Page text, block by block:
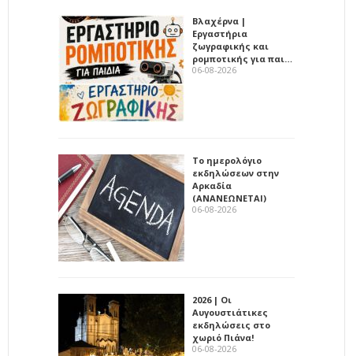
Βλαχέρνα |
Εργαστήρια
ζωγραφικής και
ρομποτικής για παι…
06-08-2026
Το ημερολόγιο
εκδηλώσεων στην
Αρκαδία
(ΑΝΑΝΕΩΝΕΤΑΙ)
06-08-2026
2026 | Οι
Αυγουστιάτικες
εκδηλώσεις στο
χωριό Πιάνα!
06-08-2026